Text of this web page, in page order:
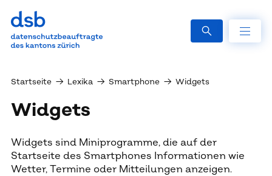
Startseite → Lexika → Smartphone → Widgets
Widgets
Widgets sind Miniprogramme, die auf der
Startseite des Smartphones Informationen wie
Wetter, Termine oder Mitteilungen anzeigen.